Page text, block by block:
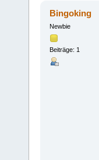
Bingoking
Newbie
Beiträge: 1